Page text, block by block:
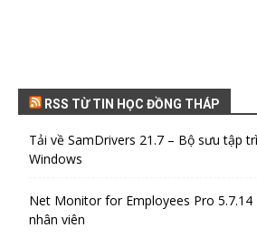
RSS TỪ TIN HỌC ĐỒNG THÁP
Tải về SamDrivers 21.7 – Bộ sưu tập
Windows
Net Monitor for Employees Pro 5.7.14
nhân viên